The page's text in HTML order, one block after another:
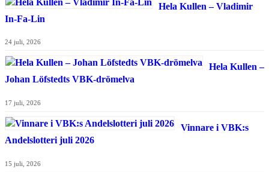
Hela Kullen – Vladimir
In-Fa-Lin
24 juli, 2026
Hela Kullen –
Johan Löfstedts VBK-drömelva
17 juli, 2026
Vinnare i VBK:s
Andelslotteri juli 2026
15 juli, 2026